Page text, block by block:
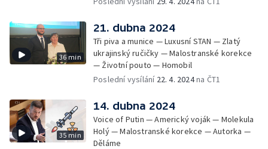
36 min
21. dubna 2024
Tři piva a munice — Luxusní STAN — Zlatý
ukrajinský ručičky — Malostranské korekce
— Životní pouto — Homobil
Poslední vysílání 22. 4. 2024na ČT1
35 min
14. dubna 2024
Voice of Putin — Americký voják — Molekula
Holý — Malostranské korekce — Autorka —
Děláme